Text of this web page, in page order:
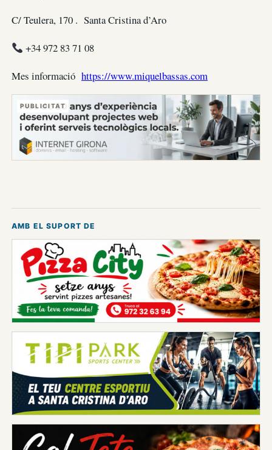
C/ Teulera, 170 . Santa Cristina d’Aro
‪+34 972 83 71 08
Mes informació https://www.miquelbassas.com
PUBLICITAT
AMB EL SUPORT DE